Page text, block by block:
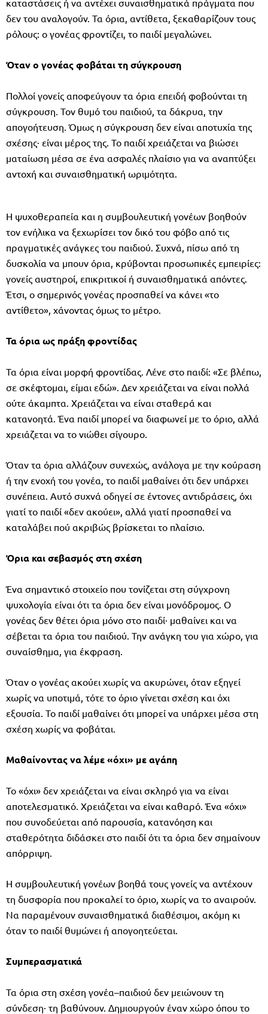
δεν του αναλογούν. Τα όρια, αντίθετα, ξεκαθαρίζουν τους
ρόλους: ο γονέας φροντίζει, το παιδί μεγαλώνει.
Όταν ο γονέας φοβάται τη σύγκρουση
Πολλοί γονείς αποφεύγουν τα όρια επειδή φοβούνται τη
σύγκρουση. Τον θυμό του παιδιού, τα δάκρυα, την
απογοήτευση. Όμως η σύγκρουση δεν είναι αποτυχία της
σχέσης· είναι μέρος της. Το παιδί χρειάζεται να βιώσει
ματαίωση μέσα σε ένα ασφαλές πλαίσιο για να αναπτύξει
αντοχή και συναισθηματική ωριμότητα.
Η ψυχοθεραπεία και η συμβουλευτική γονέων βοηθούν
τον ενήλικα να ξεχωρίσει τον δικό του φόβο από τις
πραγματικές ανάγκες του παιδιού. Συχνά, πίσω από τη
δυσκολία να μπουν όρια, κρύβονται προσωπικές εμπειρίες:
γονείς αυστηροί, επικριτικοί ή συναισθηματικά απόντες.
Έτσι, ο σημερινός γονέας προσπαθεί να κάνει «το
αντίθετο», χάνοντας όμως το μέτρο.
Τα όρια ως πράξη φροντίδας
Τα όρια είναι μορφή φροντίδας. Λένε στο παιδί: «Σε βλέπω,
σε σκέφτομαι, είμαι εδώ». Δεν χρειάζεται να είναι πολλά
ούτε άκαμπτα. Χρειάζεται να είναι σταθερά και
κατανοητά. Ένα παιδί μπορεί να διαφωνεί με το όριο, αλλά
χρειάζεται να το νιώθει σίγουρο.
Όταν τα όρια αλλάζουν συνεχώς, ανάλογα με την κούραση
ή την ενοχή του γονέα, το παιδί μαθαίνει ότι δεν υπάρχει
συνέπεια. Αυτό συχνά οδηγεί σε έντονες αντιδράσεις, όχι
γιατί το παιδί «δεν ακούει», αλλά γιατί προσπαθεί να
καταλάβει πού ακριβώς βρίσκεται το πλαίσιο.
Όρια και σεβασμός στη σχέση
Ένα σημαντικό στοιχείο που τονίζεται στη σύγχρονη
ψυχολογία είναι ότι τα όρια δεν είναι μονόδρομος. Ο
γονέας δεν θέτει όρια μόνο στο παιδί· μαθαίνει και να
σέβεται τα όρια του παιδιού. Την ανάγκη του για χώρο, για
συναίσθημα, για έκφραση.
Όταν ο γονέας ακούει χωρίς να ακυρώνει, όταν εξηγεί
χωρίς να υποτιμά, τότε το όριο γίνεται σχέση και όχι
εξουσία. Το παιδί μαθαίνει ότι μπορεί να υπάρχει μέσα στη
σχέση χωρίς να φοβάται.
Μαθαίνοντας να λέμε «όχι» με αγάπη
Το «όχι» δεν χρειάζεται να είναι σκληρό για να είναι
αποτελεσματικό. Χρειάζεται να είναι καθαρό. Ένα «όχι»
που συνοδεύεται από παρουσία, κατανόηση και
σταθερότητα διδάσκει στο παιδί ότι τα όρια δεν σημαίνουν
απόρριψη.
Η συμβουλευτική γονέων βοηθά τους γονείς να αντέχουν
τη δυσφορία που προκαλεί το όριο, χωρίς να το αναιρούν.
Να παραμένουν συναισθηματικά διαθέσιμοι, ακόμη κι
όταν το παιδί θυμώνει ή απογοητεύεται.
Συμπερασματικά
Τα όρια στη σχέση γονέα–παιδιού δεν μειώνουν τη
σύνδεση· τη βαθύνουν. Δημιουργούν έναν χώρο όπου το